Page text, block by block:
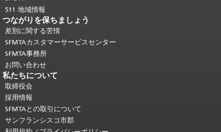
511 地域情報
つながりを保ちましょう
差別に関する苦情
SFMTAカスタマーサービスセンター
SFMTA事務所
お問い合わせ
私たちについて
取締役会
採用情報
SFMTAとの取引について
サンフランシスコ市郡